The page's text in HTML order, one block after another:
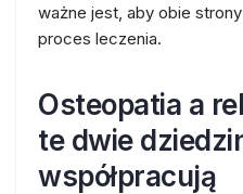
ważne jest, aby obie
proces leczenia.
Osteopatia a
te dwie
współpracują